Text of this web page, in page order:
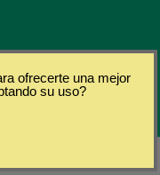
ofrecerte una mejor
su uso?